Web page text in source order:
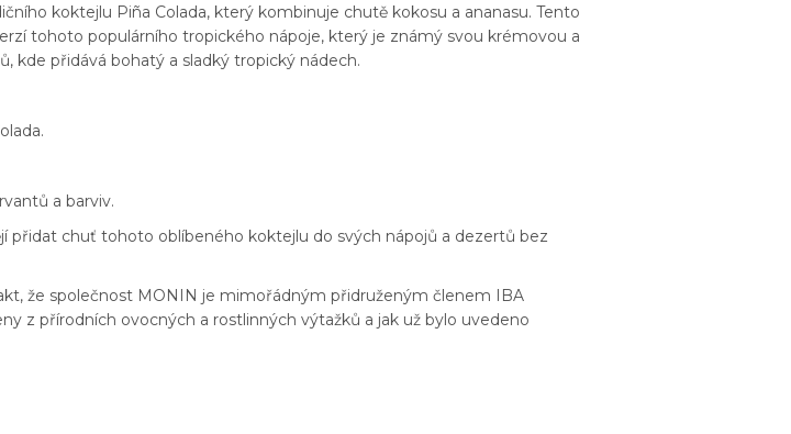
koktejlu Piña Colada, který kombinuje chutě kokosu a ananasu. Tento
tohoto populárního tropického nápoje, který je známý svou krémovou a
kde přidává bohatý a sladký tropický nádech.
a barviv.
přidat chuť tohoto oblíbeného koktejlu do svých nápojů a dezertů bez
že společnost MONIN je mimořádným přidruženým členem IBA
z přírodních ovocných a rostlinných výtažků a jak už bylo uvedeno